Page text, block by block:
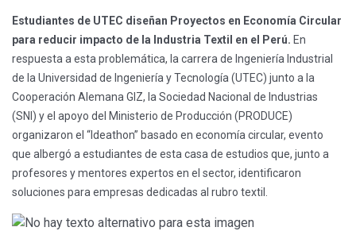
Estudiantes de UTEC diseñan Proyectos en Economía Circular
para reducir impacto de la Industria Textil en el Perú. En
respuesta a esta problemática, la carrera de Ingeniería Industrial
de la Universidad de Ingeniería y Tecnología (UTEC) junto a la
Cooperación Alemana GIZ, la Sociedad Nacional de Industrias
(SNI) y el apoyo del Ministerio de Producción (PRODUCE)
organizaron el “Ideathon” basado en economía circular, evento
que albergó a estudiantes de esta casa de estudios que, junto a
profesores y mentores expertos en el sector, identificaron
soluciones para empresas dedicadas al rubro textil.